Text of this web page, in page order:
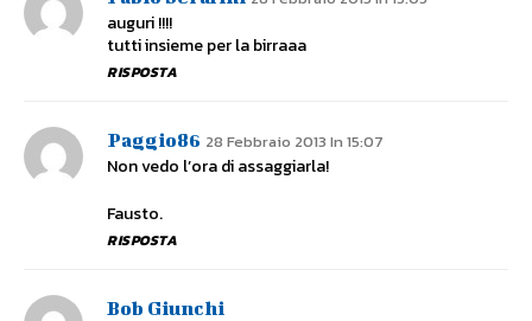
auguri !!!!
tutti insieme per la birraaa
RISPOSTA
Paggio86 28 Febbraio 2013 In 15:07
Non vedo l’ora di assaggiarla!
Fausto.
RISPOSTA
Bob Giunchi